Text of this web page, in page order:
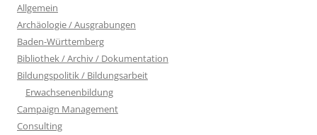
Allgemein
Archäologie / Ausgrabungen
Baden-Württemberg
Bibliothek / Archiv / Dokumentation
Bildungspolitik / Bildungsarbeit
Erwachsenenbildung
Campaign Management
Consulting